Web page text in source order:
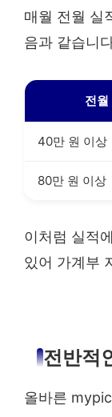
매월 전월 실
음과 같습니
전월
40만 원 이상
80만 원 이상
이처럼 실적
있어 가계부
전반적
올바른